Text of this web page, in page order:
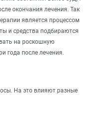
окончания лечения. Так
является процессом
и средства подбираются
на роскошную
года после лечения.
На это влияют разные